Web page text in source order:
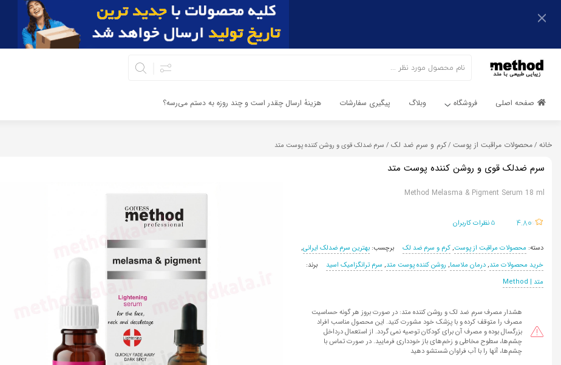
صفحه اصلی فروشگاه وبلاگ پیگیری سفارشات هزینهٔ ارسال چقدر است و چند روزه به دستم می‌رسه؟
اشتراک گذاری
با استفاده از روش‌های زیر می‌توانید این صفحه را با دوستان خود
به اشتراک بگذارید.
خانه /محصولات مراقبت از پوست /کرم و سرم ضد لک / سرم ضدلک قوی و روشن کننده پوست متد
سرم ضدلک قوی و روشن کننده پوست متد
Method Melasma & Pigment Serum 18 ml
4.80
5نظرات کاربران
دسته: محصولات مراقبت از پوست,کرم و سرم ضد لک برچسب: بهترین سرم ضدلک ایرانی,
خرید محصولات متد,درمان ملاسما, روشن کننده پوست متد, سرم ترانگزامیک اسید
برند:
متد | Method
هشدار مصرف سرم ضد لک و روشن کننده متد: در صورت بروز هر گونه حساسیت
مصرف را متوقف کرده و با پزشک خود مشورت کنید. این محصول مناسب افراد
بزرگسال بوده و مصرف آن برای کودکان توصیه نمی گردد. از استعمال درداخل
چشم‌ها، سطوح مخاطی و زخم‌های باز خودداری فرمایید. در صورت تماس با
چشم‌ها، آنها را با آب فراوان شستشو دهید
با استفاده از روش‌های زیر می‌توانید این صفحه را با دوستان خود